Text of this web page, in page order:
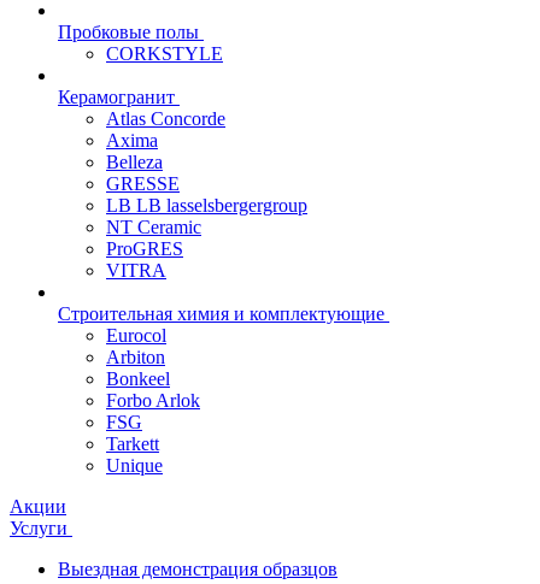
Пробковые полы
CORKSTYLE
Керамогранит
Atlas Concorde
Axima
Belleza
GRESSE
LB LB lasselsbergergroup
NT Ceramic
ProGRES
VITRA
Строительная химия и комплектующие
Eurocol
Arbiton
Bonkeel
Forbo Arlok
FSG
Tarkett
Unique
Акции
Услуги
Выездная демонстрация образцов